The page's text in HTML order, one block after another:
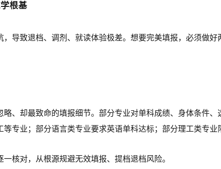
根基
导致退档、调剂、就读体验极差。想要完美填报，必须做好
、却最致命的填报细节。部分专业对单科成绩、身体条件、
专业；部分语言类专业要求英语单科达标；部分理工类专业
核对，从根源规避无效填报、提档退档风险。